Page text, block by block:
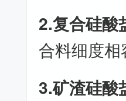
2.复合硅酸
合料细度
3.矿渣硅酸